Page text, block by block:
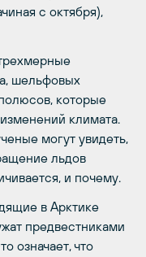
с октября),
шельфовых
которые
климата.
могут увидеть,
льдов
и почему.
в Арктике
предвестниками
означает, что